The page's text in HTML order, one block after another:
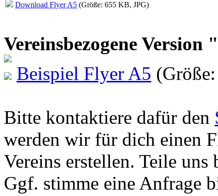
Download Flyer A5 (Größe: 655 KB, JPG)
Vereinsbezogene
Beispiel Flyer A5
Bitte kontaktiere dafür den
werden wir für dich einen
Vereins erstellen. Teile
Ggf. stimme eine Anfrage